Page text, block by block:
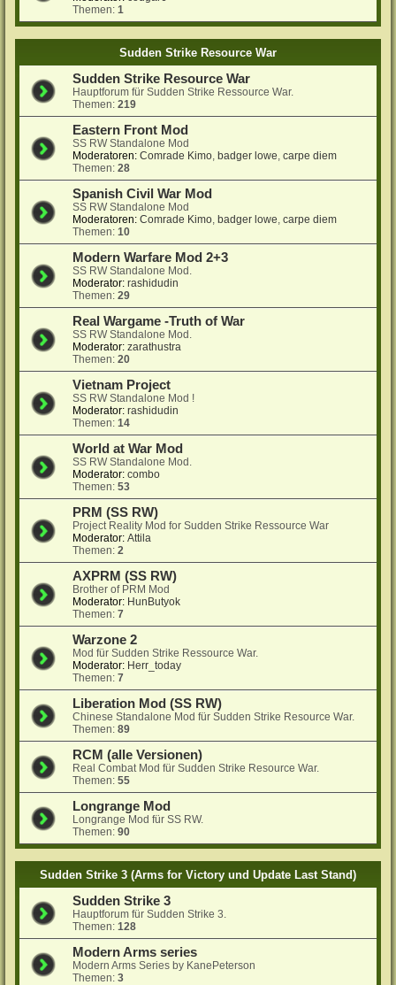
Themen:1
Sudden Strike Resource War
Sudden Strike Resource War
Hauptforum für Sudden Strike Ressource War.
Themen:219
Eastern Front Mod
SS RW Standalone Mod
Moderatoren: Comrade Kimo, badger lowe,carpe diem
Themen:28
Spanish Civil War Mod
SS RW Standalone Mod
Moderatoren: Comrade Kimo, badger lowe,carpe diem
Themen:10
Modern Warfare Mod 2+3
SS RW Standalone Mod.
Moderator: rashidudin
Themen:29
Real Wargame -Truth of War
SS RW Standalone Mod.
Moderator: zarathustra
Themen:20
Vietnam Project
SS RW Standalone Mod !
Moderator: rashidudin
Themen:14
World at War Mod
SS RW Standalone Mod.
Moderator: combo
Themen:53
PRM (SS RW)
Project Reality Mod for Sudden Strike Ressource War
Moderator: Attila
Themen:2
AXPRM (SS RW)
Brother of PRM Mod
Moderator: HunButyok
Themen:7
Warzone 2
Mod für Sudden Strike Ressource War.
Moderator: Herr_today
Themen:7
Liberation Mod (SS RW)
Chinese Standalone Mod für Sudden Strike Resource War.
Themen:89
RCM (alle Versionen)
Real Combat Mod für Sudden Strike Resource War.
Themen:55
Longrange Mod
Longrange Mod für SS RW.
Themen:90
Sudden Strike 3 (Arms for Victory und Update Last Stand)
Sudden Strike 3
Hauptforum für Sudden Strike 3.
Themen:128
Modern Arms series
Modern Arms Series by KanePeterson
Themen:3